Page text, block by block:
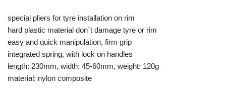
special pliers for tyre installation on rim
hard plastic material don´t damage tyre or rim
easy and quick manipulation, firm grip
integrated spring, with lock on handles
length: 230mm, width: 45-60mm, weight: 120g
material: nylon composite